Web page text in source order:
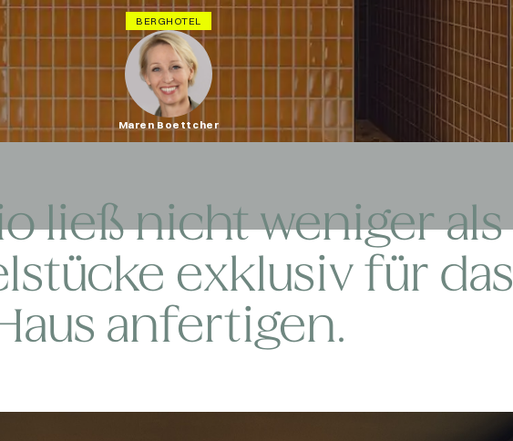
BERGHOTEL
Maren Boettcher
ließ nicht weniger als
exklusiv für das
anfertigen.